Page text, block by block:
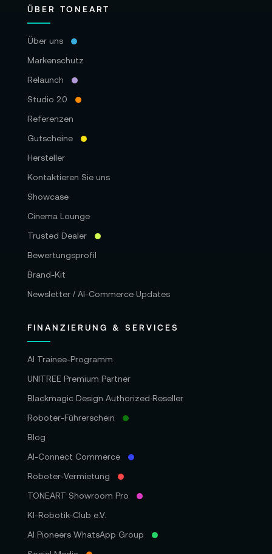
ÜBER TONEART
Über uns
Markenschutz
Relaunch
Studio 2.0
Referenzen
Gutscheine
Hersteller
Kontaktieren Sie uns
Showcase
Cinema Lounge
Trusted Dealer
Bewertungsprofil
Brand-Kit
Newsletter / AI-Commerce Updates
FINANZIERUNG & SERVICES
AI Trainee-Programm
UNITREE Premium Partner
Blackmagic Design Authorized Reseller
Roboter-Führerschein
Blog
AI-Connect Commerce
Roboter‑Vermietung
TONEART Showroom Pro
KI-Robotik-Club e.V.
AI Pioneers WhatsApp Group